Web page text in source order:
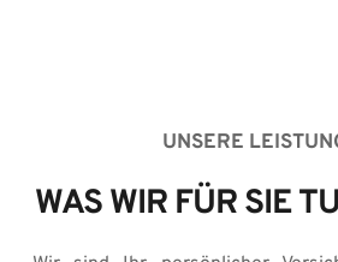
UNSERE
WAS WIR FÜR SIE